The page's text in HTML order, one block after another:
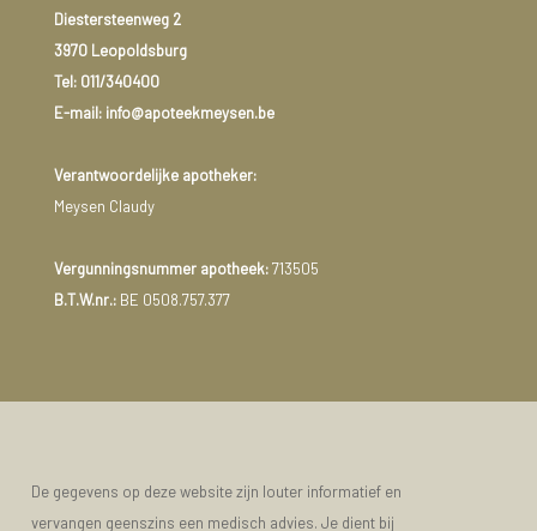
Diestersteenweg 2
3970 Leopoldsburg
Tel: 011/340400
E-mail: info@apoteekmeysen.be
Verantwoordelijke apotheker:
Meysen Claudy
Vergunningsnummer apotheek:713505
B.T.W.nr.:BE 0508.757.377
De gegevens op deze website zijn louter informatief en
vervangen geenszins een medisch advies. Je dient bij